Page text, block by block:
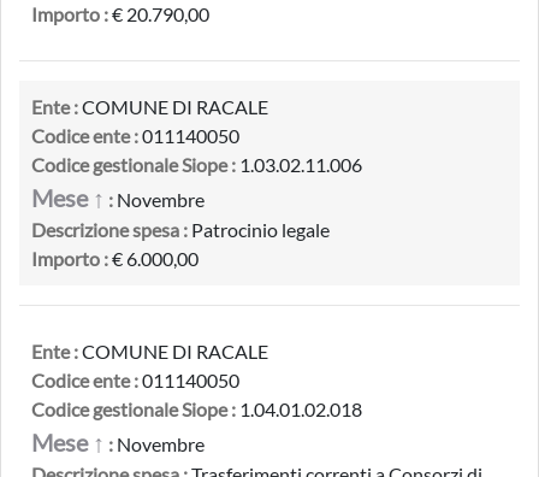
Importo :€ 20.790,00
Ente :COMUNE DI RACALE
Codice ente :011140050
Codice gestionale Siope : 1.03.02.11.006
Mese ↑ : Novembre
Descrizione spesa : Patrocinio legale
Importo :€ 6.000,00
Ente :COMUNE DI RACALE
Codice ente :011140050
Codice gestionale Siope : 1.04.01.02.018
Mese ↑ : Novembre